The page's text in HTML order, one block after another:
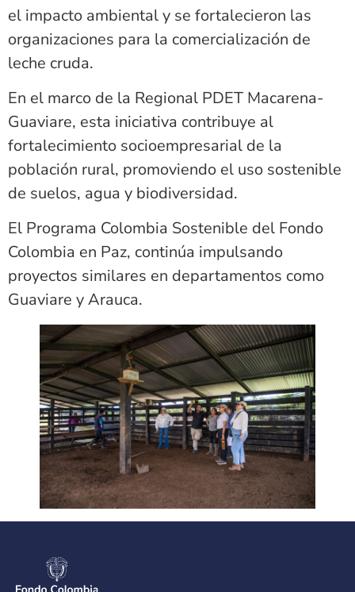
el impacto ambiental y se fortalecieron las
organizaciones para la comercialización de
leche cruda.
En el marco de la Regional PDET Macarena-
Guaviare, esta iniciativa contribuye al
fortalecimiento socioempresarial de la
población rural, promoviendo el uso sostenible
de suelos, agua y biodiversidad.
El Programa Colombia Sostenible del Fondo
Colombia en Paz, continúa impulsando
proyectos similares en departamentos como
Guaviare y Arauca.